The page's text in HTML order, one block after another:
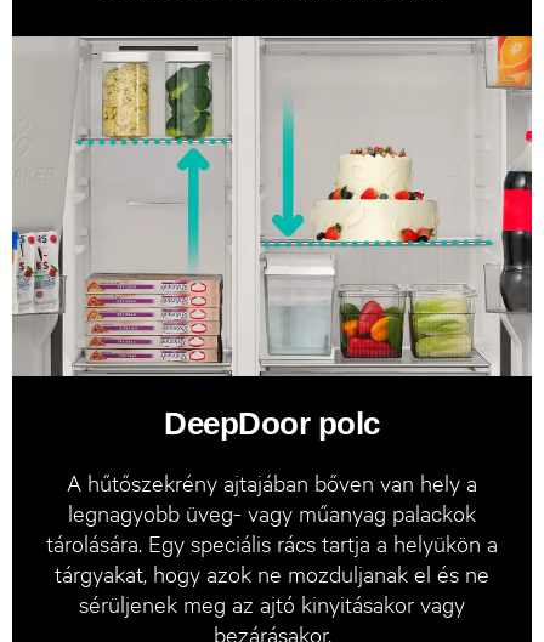
DeepDoor polc
A hűtőszekrény ajtajában bőven van hely a
legnagyobb üveg- vagy műanyag palackok
tárolására. Egy speciális rács tartja a helyükön a
tárgyakat, hogy azok ne mozduljanak el és ne
sérüljenek meg az ajtó kinyitásakor vagy
bezárásakor.